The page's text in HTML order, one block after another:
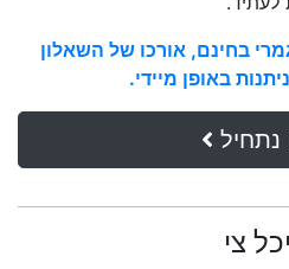
בחינם, אורכו של השאלון
באופן מיידי.
נתחיל
צי